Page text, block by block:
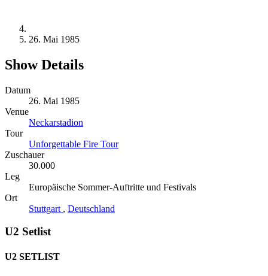
26. Mai 1985
Show Details
Datum
26. Mai 1985
Venue
Neckarstadion
Tour
Unforgettable Fire Tour
Zuschauer
30.000
Leg
Europäische Sommer-Auftritte und Festivals
Ort
Stuttgart , Deutschland
U2 Setlist
U2 SETLIST